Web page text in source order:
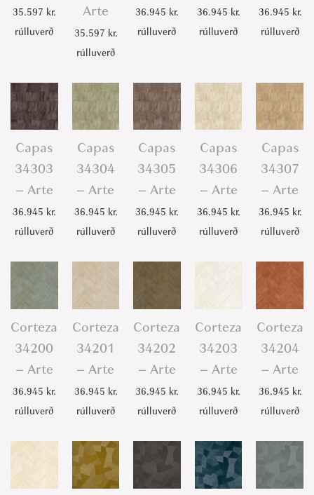
35.597 kr.
rúlluverð
Arte
35.597 kr.
rúlluverð
36.945 kr.
rúlluverð
36.945 kr.
rúlluverð
36.945 kr.
rúlluverð
Capas
34303
– Arte
36.945 kr.
rúlluverð
Capas
34304
– Arte
36.945 kr.
rúlluverð
Capas
34305
– Arte
36.945 kr.
rúlluverð
Capas
34306
– Arte
36.945 kr.
rúlluverð
Capas
34307
– Arte
36.945 kr.
rúlluverð
Corteza
34200
– Arte
36.945 kr.
rúlluverð
Corteza
34201
– Arte
36.945 kr.
rúlluverð
Corteza
34202
– Arte
36.945 kr.
rúlluverð
Corteza
34203
– Arte
36.945 kr.
rúlluverð
Corteza
34204
– Arte
36.945 kr.
rúlluverð